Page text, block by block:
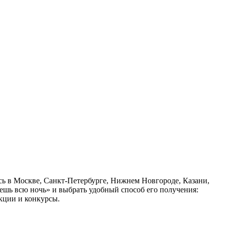
в Москве, Санкт-Петербурге, Нижнем Новгороде, Казани,
всю ночь» и выбрать удобный способ его получения:
и конкурсы.